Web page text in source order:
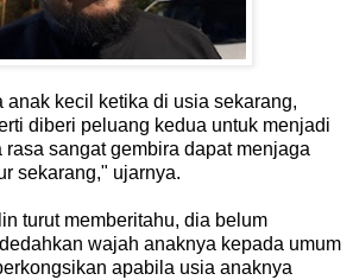
anak kecil ketika di usia sekarang,
diberi peluang kedua untuk menjadi
sangat gembira dapat menjaga
sekarang," ujarnya.
turut memberitahu, dia belum
wajah anaknya kepada umum
apabila usia anaknya